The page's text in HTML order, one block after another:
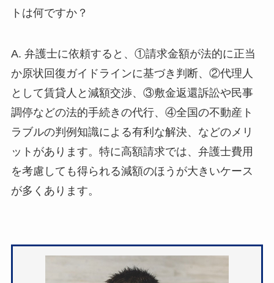
トは何ですか？
A. 弁護士に依頼すると、①請求金額が法的に正当
か原状回復ガイドラインに基づき判断、②代理人
として賃貸人と減額交渉、③敷金返還訴訟や民事
調停などの法的手続きの代行、④全国の不動産ト
ラブルの判例知識による有利な解決、などのメリ
ットがあります。特に高額請求では、弁護士費用
を考慮しても得られる減額のほうが大きいケース
が多くあります。